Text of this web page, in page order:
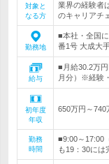
対象と
なる方
業界の経験者
のキャリアチ
勤務地
■本社・全国
番1号 大成大
給与
■月給30.2万
月分）※経験
初年度
年収
650万円～740
勤務
時間
■9:00～17:00
も19：30には